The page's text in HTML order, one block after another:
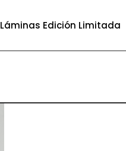
Láminas Edición Limitada